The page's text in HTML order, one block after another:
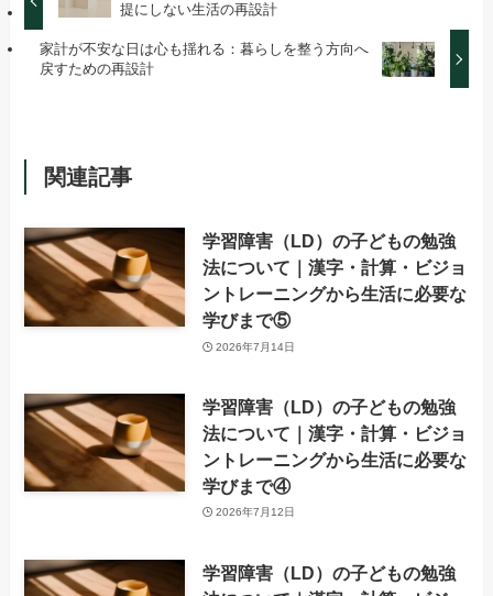
提にしない生活の再設計
家計が不安な日は心も揺れる：暮らしを整う方向へ
戻すための再設計
関連記事
学習障害（LD）の子どもの勉強
法について｜漢字・計算・ビジョ
ントレーニングから生活に必要な
学びまで⑤
2026年7月14日
学習障害（LD）の子どもの勉強
法について｜漢字・計算・ビジョ
ントレーニングから生活に必要な
学びまで④
2026年7月12日
学習障害（LD）の子どもの勉強